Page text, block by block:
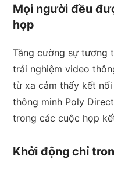
Mọi người đều
họp
Tăng cường sự tương
trải nghiệm video
từ xa cảm thấy kết
thông minh Poly
trong các cuộc họp
Khởi động chỉ